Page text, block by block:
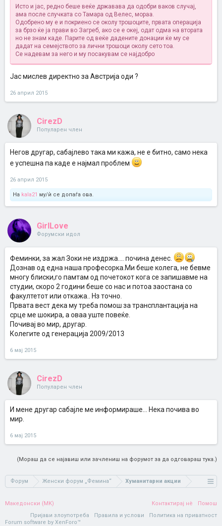
Исто и јас, редно беше веќе државава да одобри ваков случај,
ама после случката со Тамара од Велес, мораа.
Одобрено му е и покриено се околу трошоците, првата операција
за брзо ќе ја прави во Загреб, ако се е океј, одат одма на втората
но не знам каде. Парите од веќе дадените донации ќе му се
дадат на семејството за лични трошоци околу сето тоа.
Се надевам за него и му посакувам се најдобро
Јас мислев директно за Австрија оди ?
26 април 2015
CirezD
Популарен член
Негов другар, сабајлево така ми кажа, не е битно, само нека
е успешна па каде е најмал проблем
26 април 2015
На kala21 му/ѝ се допаѓа ова.
GirlLove
Форумски идол
Феминки, за жал Зоки не издржа.... почина денес.
Дознав од една наша професорка.Ми беше колега, не бевме
многу блиски,го памтам од почетокот кога се запишавме на
студии, скоро 2 години беше со нас и потоа заостана со
факултетот или откажа.. Нз точно.
Првата вест дека му треба помош за трансплантација на
срце ме шокира, а оваа уште повеќе.
Почивај во мир, другар.
Колегите од генерација 2009/2013
6 мај 2015
CirezD
Популарен член
И мене другар сабајле ме информираше... Нека почива во
мир.
6 мај 2015
(Мораш да се најавиш или зачлениш на форумот за да одговараш тука.)
Форум Женски форум „Фемина“ Хуманитарни акции
Македонски (MK) Контактирај нè
Помош
Пријави злоупотреба
Правила и услови
Политика на приватност
Forum software by XenForo™